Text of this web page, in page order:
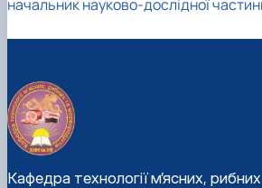
начальник науково-дослідної
Кафедра технології м’ясних, рибних